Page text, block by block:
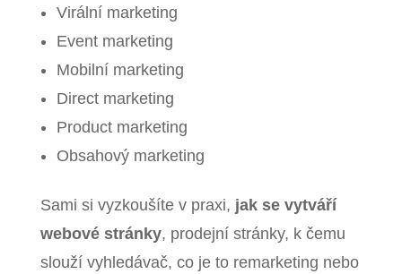
Virální marketing
Event marketing
Mobilní marketing
Direct marketing
Product marketing
Obsahový marketing
Sami si vyzkoušíte v praxi, jak se vytváří
webové stránky, prodejní stránky, k čemu
slouží vyhledávač, co je to remarketing nebo